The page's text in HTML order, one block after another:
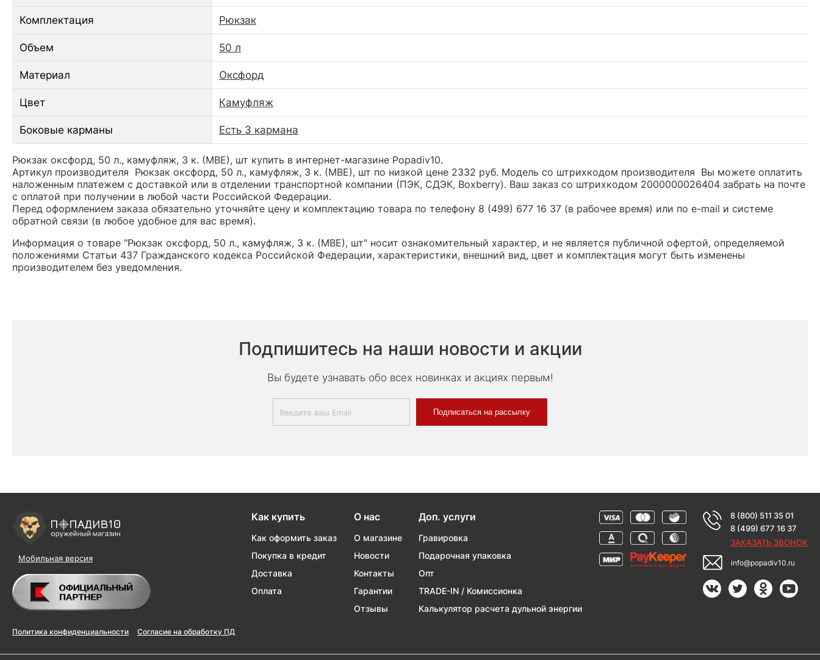
Комплектация Рюкзак
Объем 50 л
Материал Оксфорд
Цвет Камуфляж
Боковые карманы Есть 3 кармана
Рюкзак оксфорд, 50 л., камуфляж, 3 к. (МВЕ), шт купить в интернет-магазине Popadiv10.
Артикул производителя Рюкзак оксфорд, 50 л., камуфляж, 3 к. (МВЕ), шт по низкой цене 2332 руб. Модель со штрихкодом производителя Вы можете оплатить
наложенным платежем с доставкой или в отделении транспортной компании (ПЭК, СДЭК, Boxberry). Ваш заказ со штрихкодом 2000000026404 забрать на почте
с оплатой при получении в любой части Российской Федерации.
Перед оформлением заказа обязательно уточняйте цену и комплектацию товара по телефону 8 (499) 677 16 37 (в рабочее время) или по e-mail и системе
обратной связи (в любое удобное для вас время).
Информация о товаре "Рюкзак оксфорд, 50 л., камуфляж, 3 к. (МВЕ), шт" носит ознакомительный характер, и не является публичной офертой, определяемой
положениями Статьи 437 Гражданского кодекса Российской Федерации, характеристики, внешний вид, цвет и комплектация могут быть изменены
производителем без уведомления.
Подпишитесь на наши новости и акции
Вы будете узнавать обо всех новинках и акциях первым!
Подписаться на рассылку
Мобильная версия
Политика конфиденциальности Согласие на обработку ПД
Как купить
Как оформить заказ
Покупка в кредит
Доставка
Оплата
О нас
О магазине
Новости
Контакты
Гарантии
Отзывы
Доп. услуги
Гравировка
Подарочная упаковка
Опт
TRADE-IN / Комиссионка
Калькулятор расчета дульной энергии
8 (800) 511 35 01
8 (499) 677 16 37
ЗАКАЗАТЬ ЗВОНОК
info@popadiv10.ru